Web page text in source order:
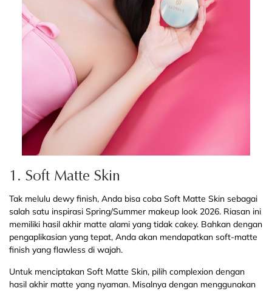
1. Soft Matte Skin
Tak melulu dewy finish, Anda bisa coba Soft Matte Skin sebagai
salah satu inspirasi Spring/Summer makeup look 2026. Riasan ini
memiliki hasil akhir matte alami yang tidak cakey. Bahkan dengan
pengaplikasian yang tepat, Anda akan mendapatkan soft-matte
finish yang flawless di wajah.
Untuk menciptakan Soft Matte Skin, pilih complexion dengan
hasil akhir matte yang nyaman. Misalnya dengan menggunakan